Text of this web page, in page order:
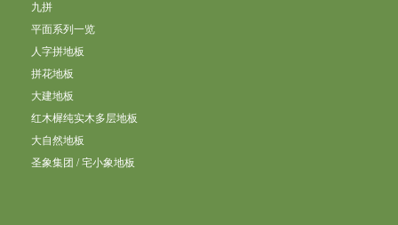
九拼
平面系列一览
人字拼地板
拼花地板
大建地板
红木樨纯实木多层地板
大自然地板
圣象集团 / 宅小象地板